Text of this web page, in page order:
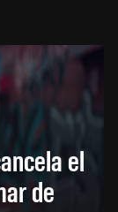
el
de